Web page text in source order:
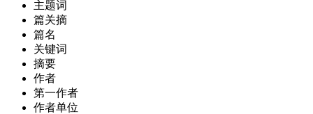
主题词
篇关摘
篇名
关键词
摘要
作者
第一作者
作者单位